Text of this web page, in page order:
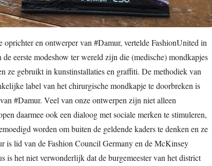
oprichter en ontwerper van #Damur, vertelde FashionUnited in
eerste modeshow ter wereld zijn die (medische) mondkapjes
ze gebruikt in kunstinstallaties en graffiti. De methodiek van
label van het chirurgische mondkapje te doorbreken is
#Damur. Veel van onze ontwerpen zijn niet alleen
daarmee ook een dialoog met sociale merken te stimuleren,
worden om buiten de geldende kaders te denken en ze
is lid van de Fashion Council Germany en de McKinsey
is het niet verwonderlijk dat de burgemeester van het district